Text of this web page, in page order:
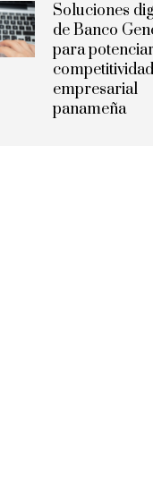
Soluciones
de Banco
para
competitividad
empresarial
panameña